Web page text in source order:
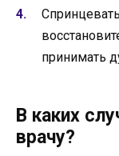
принимать
В каких
врачу?